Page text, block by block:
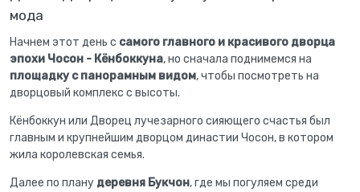
мода
Начнем этот день с самого главного и красивого дворца
эпохи Чосон - Кёнбоккуна, но сначала поднимемся на
площадку с панорамным видом, чтобы посмотреть на
дворцовый комплекс с высоты.
Кёнбоккун или Дворец лучезарного сияющего счастья был
главным и крупнейшим дворцом династии Чосон, в котором
жила королевская семья.
Далее по плану деревня Букчон, где мы погуляем среди